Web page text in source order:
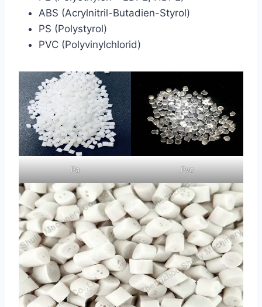
ABS (Acrylnitril-Butadien-Styrol)
PS (Polystyrol)
PVC (Polyvinylchlorid)
Pa Pvc